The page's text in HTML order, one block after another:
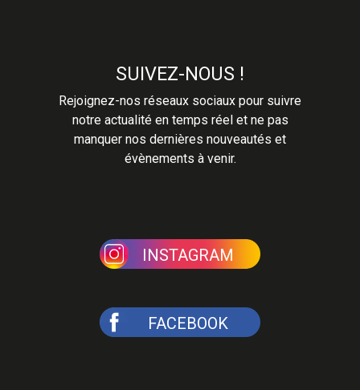
SUIVEZ-NOUS !
Rejoignez-nos réseaux sociaux pour suivre
notre actualité en temps réel et ne pas
manquer nos dernières nouveautés et
évènements à venir.
INSTAGRAM
FACEBOOK